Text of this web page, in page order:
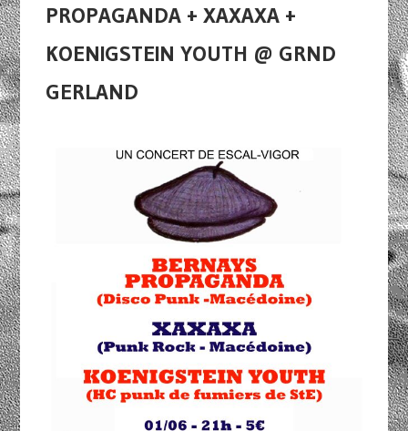
PROPAGANDA + XAXAXA +
KOENIGSTEIN YOUTH @ GRND
GERLAND